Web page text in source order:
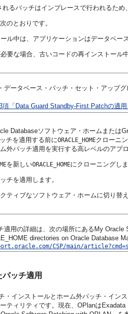
るパッチはインプレースで行われるた
のとおりです。
ル中は、アプリケーションはデータベー
要な場合、古いコードの再インストー
データベース・パッチ・セット・アップ
項「Data Guard Standby-First Patchの適
Databaseソフトウェア・ホームまた
チを適用する前にORACLE_HOMEクローニ
外パッチ適用を実行する高レベルのアプ
を新しいORACLE_HOMEにクローニングし
チを適用します。
ティブなソフトウェア・ホームに切り替
適用の詳細は、次の場所にあるMy
directories on Oracle Database
CSP/main/
ッチ適用
・インストールとホーム外パッチ・イン
ティリティです。現在、OPlanは